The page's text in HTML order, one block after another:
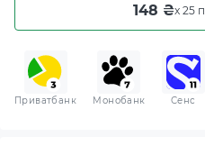
148 ₴x 25
Приватбанк Монобанк Сенс